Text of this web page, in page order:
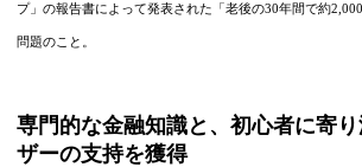
プ」の報告書によって発表された「老後の30年間で約
問題のこと。
専門的な金融知識と、初心者に寄
ザーの支持を獲得